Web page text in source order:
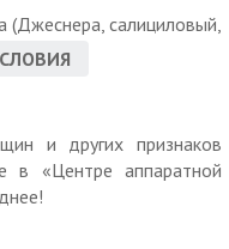
(Джеснера, салициловый,
или механическую
лифтинг (RF-
и других признаков
в «Центре аппаратной